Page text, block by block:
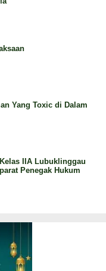
Yang Toxic di Dalam
IIA Lubuklinggau
Penegak Hukum